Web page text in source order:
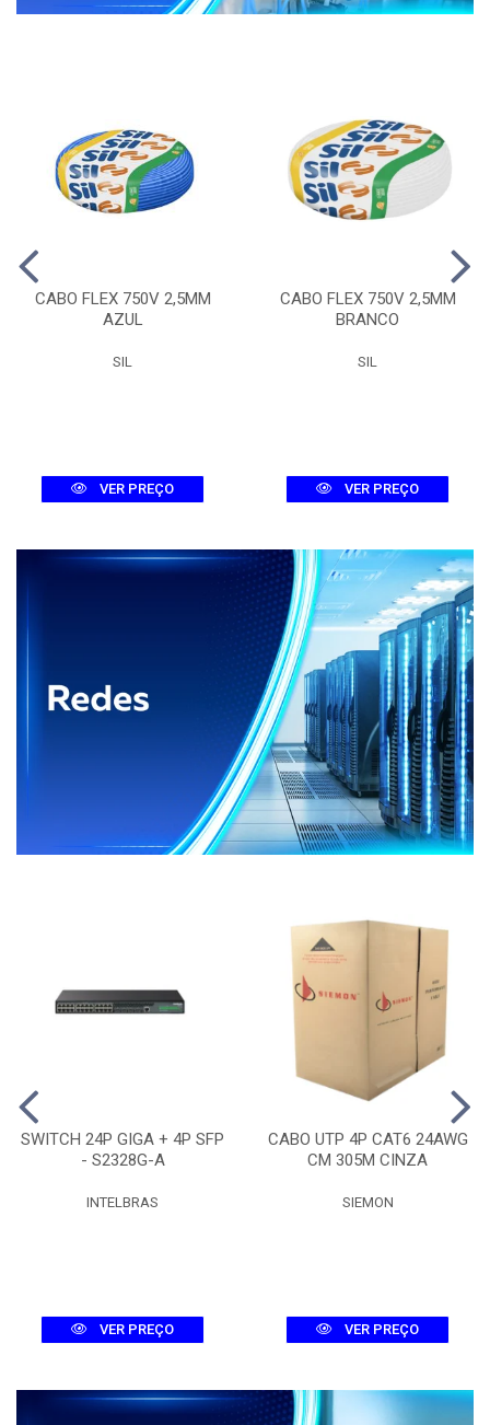
CABO FLEX 750V 2,5MM
AZUL
SIL
VER PREÇO
CABO FLEX 750V 2,5MM
BRANCO
SIL
VER PREÇO
SWITCH 24P GIGA + 4P SFP
- S2328G-A
INTELBRAS
VER PREÇO
CABO UTP 4P CAT6 24AWG
CM 305M CINZA
SIEMON
VER PREÇO